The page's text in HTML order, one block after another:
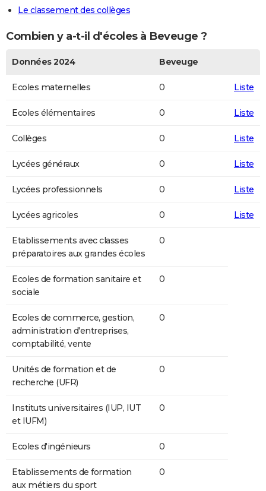
Le classement des collèges
Combien y a-t-il d'écoles à Beveuge ?
Données 2024 Beveuge
Ecoles maternelles 0 Liste
Ecoles élémentaires 0 Liste
Collèges 0 Liste
Lycées généraux 0 Liste
Lycées professionnels 0 Liste
Lycées agricoles 0 Liste
Etablissements avec classes
préparatoires aux grandes écoles
0
Ecoles de formation sanitaire et
sociale
0
Ecoles de commerce, gestion,
administration d'entreprises,
comptabilité, vente
0
Unités de formation et de
recherche (UFR)
0
Instituts universitaires (IUP, IUT
et IUFM)
0
Ecoles d'ingénieurs 0
Etablissements de formation
aux métiers du sport
0